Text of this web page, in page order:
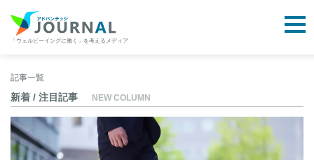
content
「ウェルビーイングに働く」を考えるメディア
記事一覧
新着 / 注目記事 NEW COLUMN